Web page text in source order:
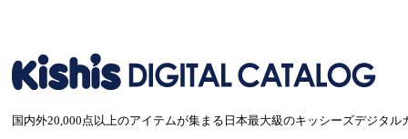
国内外20,000点以上のアイテムが集まる日本最大級のキッシーズデジタル